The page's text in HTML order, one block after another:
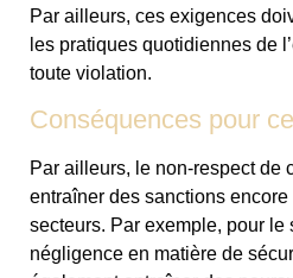
Par ailleurs, ces exigences
les pratiques quotidiennes de
toute violation.
Conséquences pour
Par ailleurs, le non-respect de
entraîner des sanctions
secteurs. Par exemple, pour le
négligence en matière de